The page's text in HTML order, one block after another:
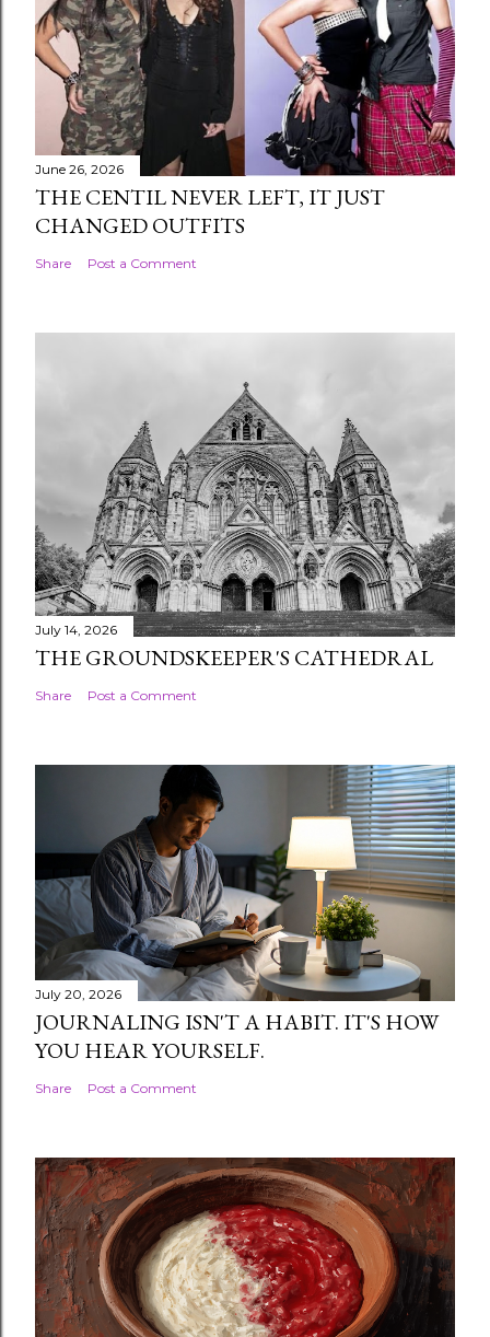
June 26, 2026
THE CENTIL NEVER LEFT, IT JUST
CHANGED OUTFITS
Share Post a Comment
July 14, 2026
THE GROUNDSKEEPER'S CATHEDRAL
Share Post a Comment
July 20, 2026
JOURNALING ISN'T A HABIT. IT'S HOW
YOU HEAR YOURSELF.
Share Post a Comment